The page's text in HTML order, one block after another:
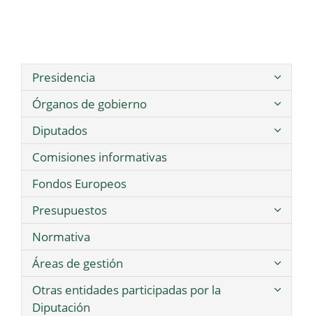
Presidencia
Órganos de gobierno
Diputados
Comisiones informativas
Fondos Europeos
Presupuestos
Normativa
Áreas de gestión
Otras entidades participadas por la
Diputación